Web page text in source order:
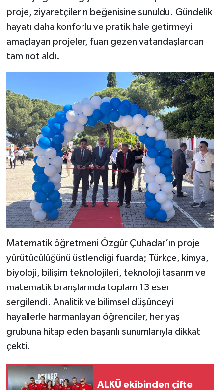
proje, ziyaretçilerin beğenisine sunuldu. Gündelik
hayatı daha konforlu ve pratik hale getirmeyi
amaçlayan projeler, fuarı gezen vatandaşlardan
tam not aldı.
Matematik öğretmeni Özgür Çuhadar’ın proje
yürütücülüğünü üstlendiği fuarda; Türkçe, kimya,
biyoloji, bilişim teknolojileri, teknoloji tasarım ve
matematik branşlarında toplam 13 eser
sergilendi. Analitik ve bilimsel düşünceyi
hayallerle harmanlayan öğrenciler, her yaş
grubuna hitap eden başarılı sunumlarıyla dikkat
çekti.
ALKÜ ekibinden çifte